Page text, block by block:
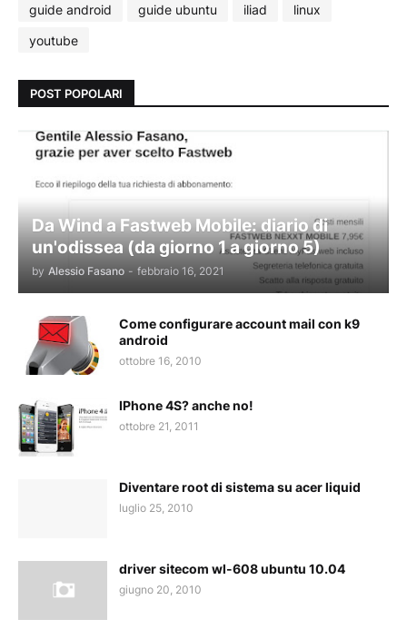
guide android
guide ubuntu iliad
linux
youtube
POST POPOLARI
Da Wind a Fastweb Mobile: diario di
un'odissea (da giorno 1 a giorno 5)
by Alessio Fasano - febbraio 16, 2021
Come configurare account mail con k9
android
ottobre 16, 2010
IPhone 4S? anche no!
ottobre 21, 2011
Diventare root di sistema su acer liquid
luglio 25, 2010
driver sitecom wl-608 ubuntu 10.04
giugno 20, 2010